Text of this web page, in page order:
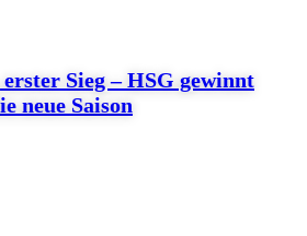
Sieg – HSG gewinnt
neue Saison